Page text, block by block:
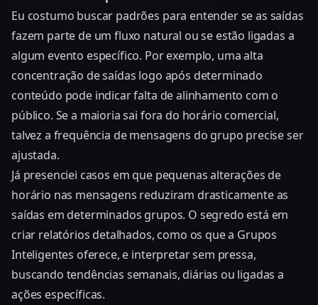
Eu costumo buscar padrões para entender se as saídas
fazem parte de um fluxo natural ou se estão ligadas a
algum evento específico. Por exemplo, uma alta
concentração de saídas logo após determinado
conteúdo pode indicar falta de alinhamento com o
público. Se a maioria sai fora do horário comercial,
talvez a frequência de mensagens do grupo precise ser
ajustada.
Já presenciei casos em que pequenas alterações de
horário nas mensagens reduziram drasticamente as
saídas em determinados grupos. O segredo está em
criar relatórios detalhados, como os que a Grupos
Inteligentes oferece, e interpretar sem pressa,
buscando tendências semanais, diárias ou ligadas a
ações específicas.